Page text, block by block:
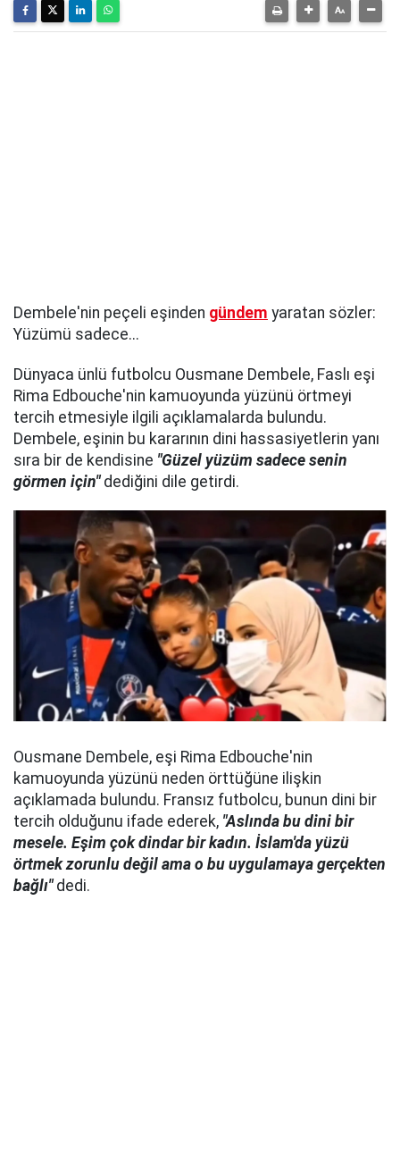
Dembele'nin peçeli eşinden gündem yaratan sözler:
Yüzümü sadece...
Dünyaca ünlü futbolcu Ousmane Dembele, Faslı eşi
Rima Edbouche'nin kamuoyunda yüzünü örtmeyi
tercih etmesiyle ilgili açıklamalarda bulundu.
Dembele, eşinin bu kararının dini hassasiyetlerin yanı
sıra bir de kendisine "Güzel yüzüm sadece senin
görmen için"dediğini dile getirdi.
Ousmane Dembele, eşi Rima Edbouche'nin
kamuoyunda yüzünü neden örttüğüne ilişkin
açıklamada bulundu. Fransız futbolcu, bunun dini bir
tercih olduğunu ifade ederek, "Aslında bu dini bir
mesele. Eşim çok dindar bir kadın. İslam'da yüzü
örtmek zorunlu değil ama o bu uygulamaya gerçekten
bağlı"dedi.